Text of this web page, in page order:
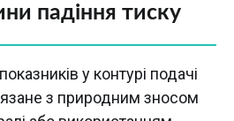
падіння тиску
у контурі подачі
з природним зносом